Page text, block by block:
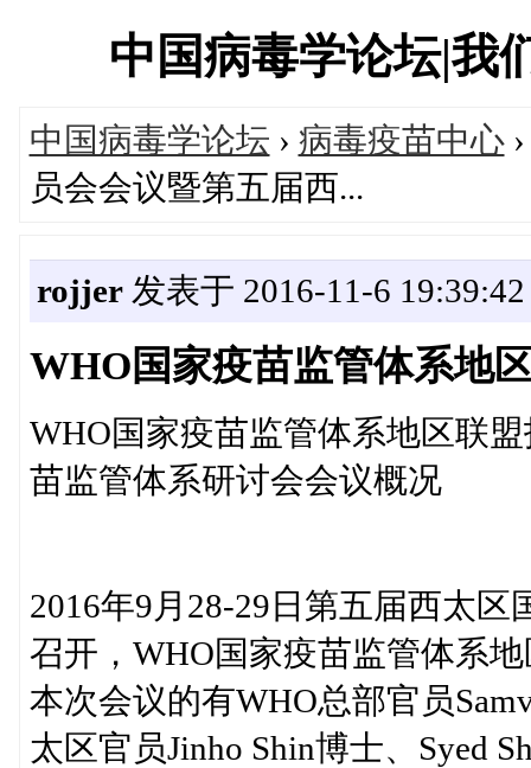
中国病毒学论坛|我
中国病毒学论坛 › 病毒疫苗中心›
员会会议暨第五届西...
rojjer发表于 2016-11-6 19:39:42
WHO国家疫苗监管体系地
WHO国家疫苗监管体系地区联
苗监管体系研讨会会议概况
2016年9月28-29日第五届西太
召开，WHO国家疫苗监管体系
本次会议的有WHO总部官员
太区官员Jinho Shin博士、Syed